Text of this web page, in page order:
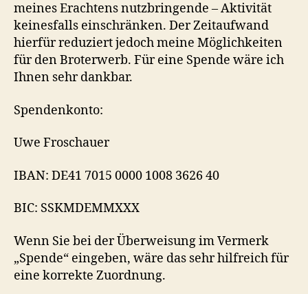
meines Erachtens nutzbringende – Aktivität
keinesfalls einschränken. Der Zeitaufwand
hierfür reduziert jedoch meine Möglichkeiten
für den Broterwerb. Für eine Spende wäre ich
Ihnen sehr dankbar.
Spendenkonto:
Uwe Froschauer
IBAN: DE41 7015 0000 1008 3626 40
BIC: SSKMDEMMXXX
Wenn Sie bei der Überweisung im Vermerk
„Spende“ eingeben, wäre das sehr hilfreich für
eine korrekte Zuordnung.